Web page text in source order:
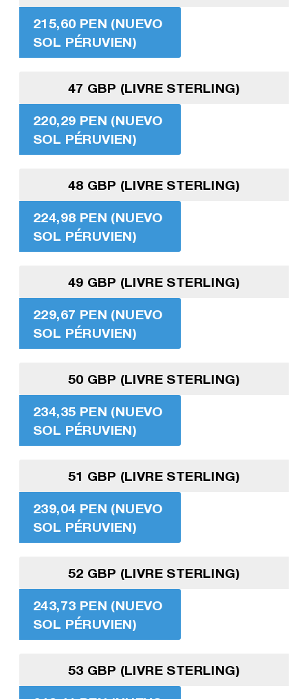
215,60 PEN (NUEVO
SOL PÉRUVIEN)
47 GBP (LIVRE STERLING)
220,29 PEN (NUEVO
SOL PÉRUVIEN)
48 GBP (LIVRE STERLING)
224,98 PEN (NUEVO
SOL PÉRUVIEN)
49 GBP (LIVRE STERLING)
229,67 PEN (NUEVO
SOL PÉRUVIEN)
50 GBP (LIVRE STERLING)
234,35 PEN (NUEVO
SOL PÉRUVIEN)
51 GBP (LIVRE STERLING)
239,04 PEN (NUEVO
SOL PÉRUVIEN)
52 GBP (LIVRE STERLING)
243,73 PEN (NUEVO
SOL PÉRUVIEN)
53 GBP (LIVRE STERLING)